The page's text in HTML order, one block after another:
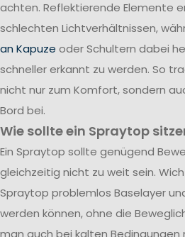
achten. Reflektierende Elemente
schlechten Lichtverhältnissen,
an Kapuze oder Schultern dabei
schneller erkannt zu werden. So
nicht nur zum Komfort, sondern
Bord bei.
Wie sollte ein Spraytop
Ein Spraytop sollte genügend
gleichzeitig nicht zu weit sein.
Spraytop problemlos Baselayer
werden können, ohne die
man auch bei kalten Bedingungen